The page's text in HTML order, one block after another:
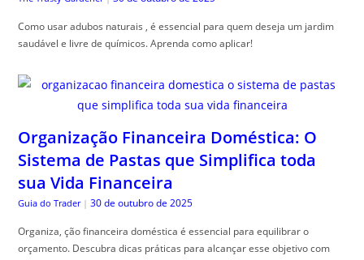
Como usar adubos naturais , é essencial para quem deseja um jardim
saudável e livre de químicos. Aprenda como aplicar!
Organização Financeira Doméstica: O
Sistema de Pastas que Simplifica toda
sua Vida Financeira
Guia do Trader | 30 de outubro de 2025
Organiza, ção financeira doméstica é essencial para equilibrar o
orçamento. Descubra dicas práticas para alcançar esse objetivo com